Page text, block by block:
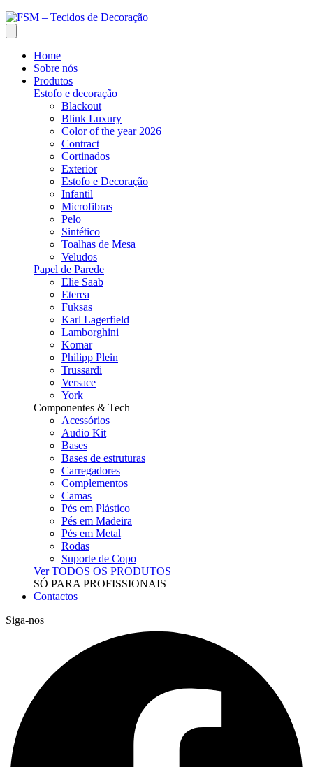
Home
Sobre nós
Produtos
Estofo e decoração
Blackout
Blink Luxury
Color of the year 2026
Contract
Cortinados
Exterior
Estofo e Decoração
Infantil
Microfibras
Pelo
Sintético
Toalhas de Mesa
Veludos
Papel de Parede
Elie Saab
Eterea
Fuksas
Karl Lagerfield
Lamborghini
Komar
Philipp Plein
Trussardi
Versace
York
Componentes & Tech
Acessórios
Audio Kit
Bases
Bases de estruturas
Carregadores
Complementos
Camas
Pés em Plástico
Pés em Madeira
Pés em Metal
Rodas
Suporte de Copo
Ver TODOS OS PRODUTOS
SÓ PARA PROFISSIONAIS
Contactos
Siga-nos